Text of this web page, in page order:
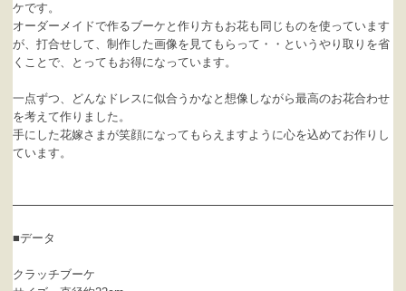
ケです。
オーダーメイドで作るブーケと作り方もお花も同じものを使っています
が、打合せして、制作した画像を見てもらって・・というやり取りを省
くことで、とってもお得になっています。
一点ずつ、どんなドレスに似合うかなと想像しながら最高のお花合わせ
を考えて作りました。
手にした花嫁さまが笑顔になってもらえますように心を込めてお作りし
ています。
■データ
クラッチブーケ